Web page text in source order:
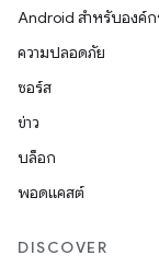
Android สำหรับองค์ก
ความปลอดภัย
ซอร์ส
ข่าว
บล็อก
พอดแคสต์
DISCOVER